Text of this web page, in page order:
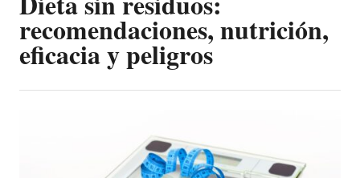
recomendaciones, nutrición,
eficacia y peligros